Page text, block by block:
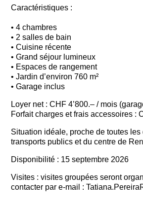
Caractéristiques :
• 4 chambres
• 2 salles de bain
• Cuisine récente
• Grand séjour lumineux
• Espaces de rangement
• Jardin d’environ 760 m²
• Garage inclus
Loyer net : CHF 4’800.– / mois
Forfait charges et frais accessoires :
Situation idéale, proche de toutes
transports publics et du centre de
Disponibilité : 15 septembre 2026
Visites : visites groupées seront
contacter par e-mail :